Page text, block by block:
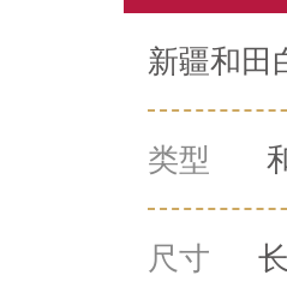
新疆和田
类型
尺寸